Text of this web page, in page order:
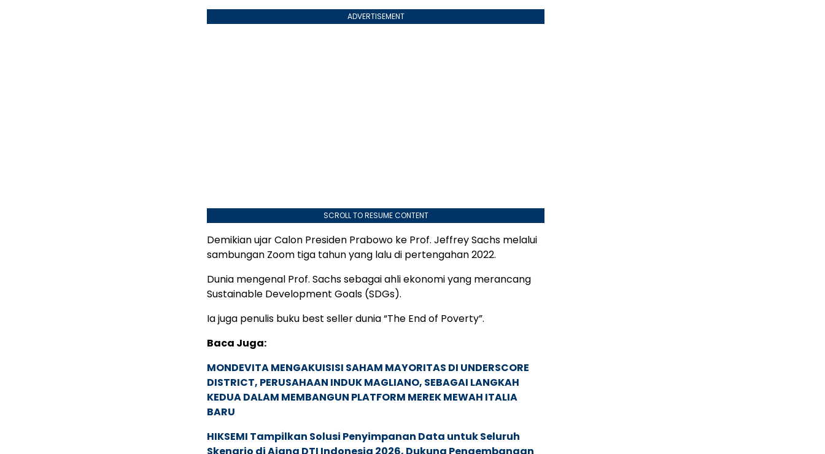
ADVERTISEMENT
SCROLL TO RESUME CONTENT
Demikian ujar Calon Presiden Prabowo ke Prof. Jeffrey Sachs melalui
sambungan Zoom tiga tahun yang lalu di pertengahan 2022.
Dunia mengenal Prof. Sachs sebagai ahli ekonomi yang merancang
Sustainable Development Goals (SDGs).
Ia juga penulis buku best seller dunia “The End of Poverty”.
Baca Juga:
MONDEVITA MENGAKUISISI SAHAM MAYORITAS DI UNDERSCORE
DISTRICT, PERUSAHAAN INDUK MAGLIANO, SEBAGAI LANGKAH
KEDUA DALAM MEMBANGUN PLATFORM MEREK MEWAH ITALIA
BARU
HIKSEMI Tampilkan Solusi Penyimpanan Data untuk Seluruh